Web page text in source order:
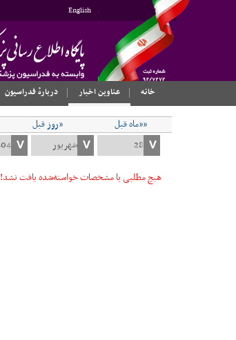
English
خانه
عناوین اخبار دربارهٔ فدراسیون
««ماه قبل «روز قبل
هیچ مطلبی با مشخصات خواسته‌شده یافت نشد!